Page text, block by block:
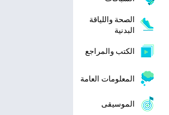
الصحة واللياقة
البدنية
الكتب والمراجع
المعلومات العامة
الموسيقى